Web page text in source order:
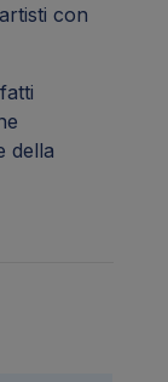
con
della